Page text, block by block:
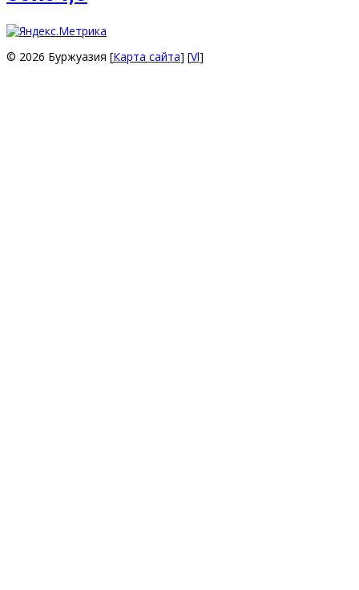
© 2026 Буржуазия [Карта сайта] [Vl]